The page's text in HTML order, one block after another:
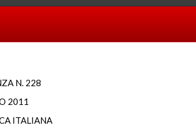
N. 228
2011
ITALIANA